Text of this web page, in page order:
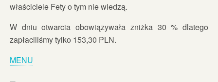
właściciele Fety o tym nie wiedzą.
W dniu otwarcia obowiązywała zniżka 30 % dlatego
zapłaciliśmy tylko 153,30 PLN.
MENU